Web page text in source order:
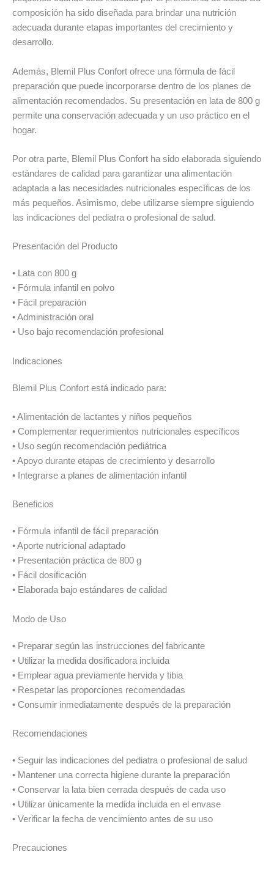
composición ha sido diseñada para brindar una nutrición
adecuada durante etapas importantes del crecimiento y
desarrollo.
Además, Blemil Plus Confort ofrece una fórmula de fácil
preparación que puede incorporarse dentro de los planes de
alimentación recomendados. Su presentación en lata de 800 g
permite una conservación adecuada y un uso práctico en el
hogar.
Por otra parte, Blemil Plus Confort ha sido elaborada siguiendo
estándares de calidad para garantizar una alimentación
adaptada a las necesidades nutricionales específicas de los
más pequeños. Asimismo, debe utilizarse siempre siguiendo
las indicaciones del pediatra o profesional de salud.
Presentación del Producto
• Lata con 800 g
• Fórmula infantil en polvo
• Fácil preparación
• Administración oral
• Uso bajo recomendación profesional
Indicaciones
Blemil Plus Confort está indicado para:
• Alimentación de lactantes y niños pequeños
• Complementar requerimientos nutricionales específicos
• Uso según recomendación pediátrica
• Apoyo durante etapas de crecimiento y desarrollo
• Integrarse a planes de alimentación infantil
Beneficios
• Fórmula infantil de fácil preparación
• Aporte nutricional adaptado
• Presentación práctica de 800 g
• Fácil dosificación
• Elaborada bajo estándares de calidad
Modo de Uso
• Preparar según las instrucciones del fabricante
• Utilizar la medida dosificadora incluida
• Emplear agua previamente hervida y tibia
• Respetar las proporciones recomendadas
• Consumir inmediatamente después de la preparación
Recomendaciones
• Seguir las indicaciones del pediatra o profesional de salud
• Mantener una correcta higiene durante la preparación
• Conservar la lata bien cerrada después de cada uso
• Utilizar únicamente la medida incluida en el envase
• Verificar la fecha de vencimiento antes de su uso
Precauciones